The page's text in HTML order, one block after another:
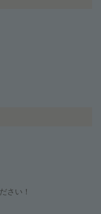
さい！